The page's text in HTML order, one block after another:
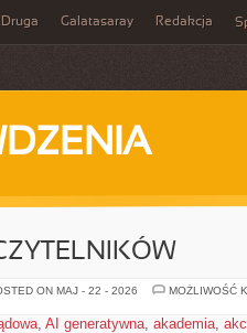
Druga Galatasaray Redakcja
ON MAJ - 22 - 2026
MOŻLIWOŚĆ
, AI generatywna, akademia,